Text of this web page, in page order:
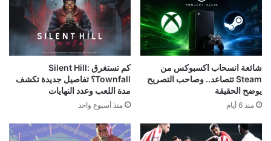
شائعة انسحاب اكسبوكس من
Steam تتصاعد.. وصاحب التصريح
يوضح الحقيقة
منذ 6 أيام
كم تستغرق Silent Hill:
Townfall؟ تفاصيل جديدة تكشف
مدة اللعب وعدد النهايات
منذ أسبوع واحد